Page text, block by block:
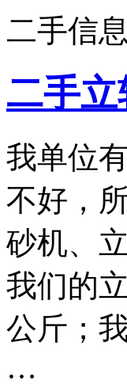
二手信
二手
我单位
不好，
砂机、
我们的
公斤；
…